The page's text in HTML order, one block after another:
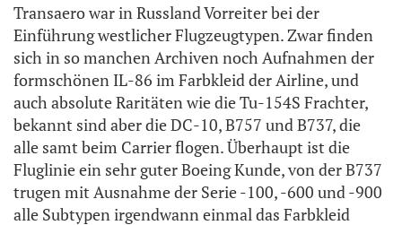
Transaero war in Russland Vorreiter bei der
Einführung westlicher Flugzeugtypen. Zwar finden
sich in so manchen Archiven noch Aufnahmen der
formschönen IL-86 im Farbkleid der Airline, und
auch absolute Raritäten wie die Tu-154S Frachter,
bekannt sind aber die DC-10, B757 und B737, die
alle samt beim Carrier flogen. Überhaupt ist die
Fluglinie ein sehr guter Boeing Kunde, von der B737
trugen mit Ausnahme der Serie -100, -600 und -900
alle Subtypen irgendwann einmal das Farbkleid